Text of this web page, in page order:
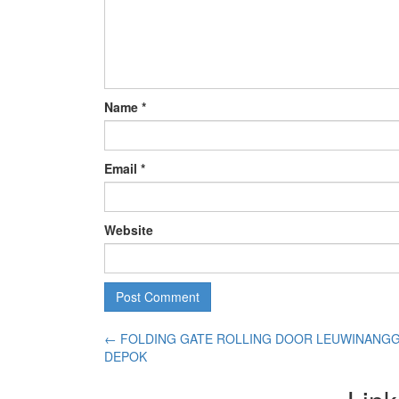
Name *
Email *
Website
← FOLDING GATE ROLLING DOOR
DEPOK